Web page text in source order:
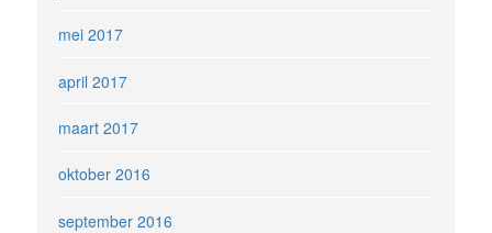
mei 2017
april 2017
maart 2017
oktober 2016
september 2016